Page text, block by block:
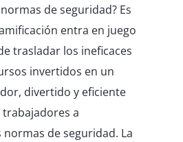
de seguridad? Es
entra en juego
trasladar los ineficaces
invertidos en un
divertido y eficiente
trabajadores a
de seguridad. La